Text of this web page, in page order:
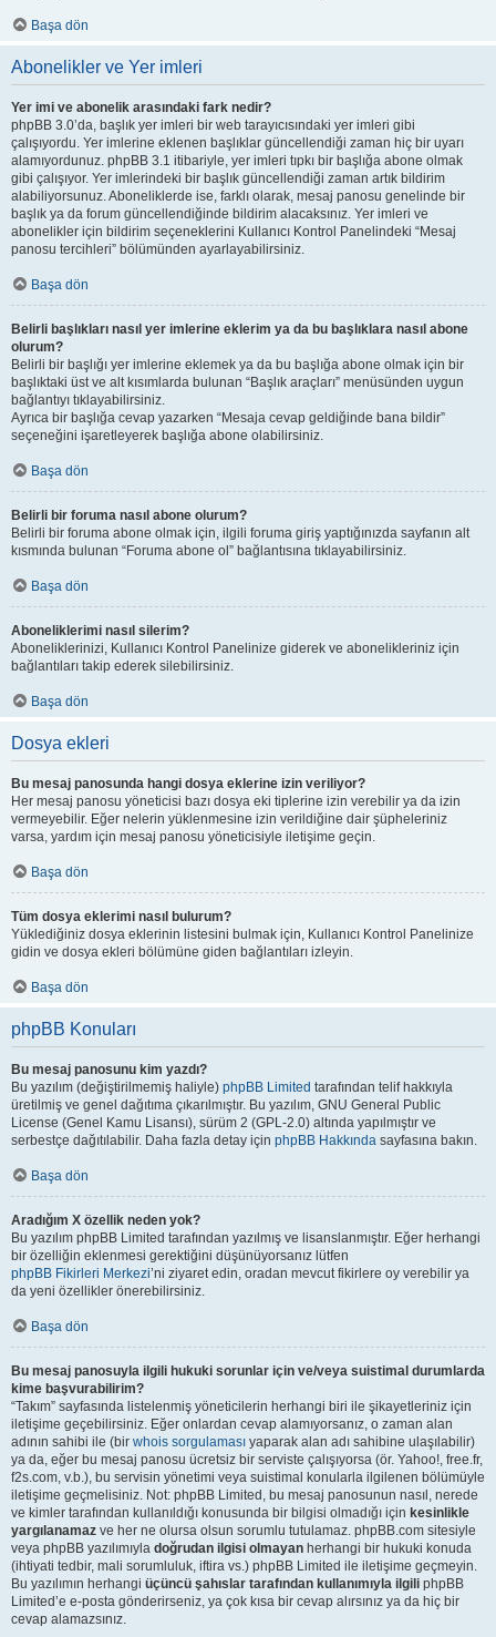
Başa dön
Abonelikler ve Yer imleri
Yer imi ve abonelik arasındaki fark nedir?
phpBB 3.0’da, başlık yer imleri bir web tarayıcısındaki yer imleri gibi
çalışıyordu. Yer imlerine eklenen başlıklar güncellendiği zaman hiç bir uyarı
alamıyordunuz. phpBB 3.1 itibariyle, yer imleri tıpkı bir başlığa abone olmak
gibi çalışıyor. Yer imlerindeki bir başlık güncellendiği zaman artık bildirim
alabiliyorsunuz. Aboneliklerde ise, farklı olarak, mesaj panosu genelinde bir
başlık ya da forum güncellendiğinde bildirim alacaksınız. Yer imleri ve
abonelikler için bildirim seçeneklerini Kullanıcı Kontrol Panelindeki “Mesaj
panosu tercihleri” bölümünden ayarlayabilirsiniz.
Başa dön
Belirli başlıkları nasıl yer imlerine eklerim ya da bu başlıklara nasıl abone
olurum?
Belirli bir başlığı yer imlerine eklemek ya da bu başlığa abone olmak için bir
başlıktaki üst ve alt kısımlarda bulunan “Başlık araçları” menüsünden uygun
bağlantıyı tıklayabilirsiniz.
Ayrıca bir başlığa cevap yazarken “Mesaja cevap geldiğinde bana bildir”
seçeneğini işaretleyerek başlığa abone olabilirsiniz.
Başa dön
Belirli bir foruma nasıl abone olurum?
Belirli bir foruma abone olmak için, ilgili foruma giriş yaptığınızda sayfanın alt
kısmında bulunan “Foruma abone ol” bağlantısına tıklayabilirsiniz.
Başa dön
Aboneliklerimi nasıl silerim?
Aboneliklerinizi, Kullanıcı Kontrol Panelinize giderek ve abonelikleriniz için
bağlantıları takip ederek silebilirsiniz.
Başa dön
Dosya ekleri
Bu mesaj panosunda hangi dosya eklerine izin veriliyor?
Her mesaj panosu yöneticisi bazı dosya eki tiplerine izin verebilir ya da izin
vermeyebilir. Eğer nelerin yüklenmesine izin verildiğine dair şüpheleriniz
varsa, yardım için mesaj panosu yöneticisiyle iletişime geçin.
Başa dön
Tüm dosya eklerimi nasıl bulurum?
Yüklediğiniz dosya eklerinin listesini bulmak için, Kullanıcı Kontrol Panelinize
gidin ve dosya ekleri bölümüne giden bağlantıları izleyin.
Başa dön
phpBB Konuları
Bu mesaj panosunu kim yazdı?
Bu yazılım (değiştirilmemiş haliyle) phpBB Limited tarafından telif hakkıyla
üretilmiş ve genel dağıtıma çıkarılmıştır. Bu yazılım, GNU General Public
License (Genel Kamu Lisansı), sürüm 2 (GPL-2.0) altında yapılmıştır ve
serbestçe dağıtılabilir. Daha fazla detay için phpBB Hakkında sayfasına bakın.
Başa dön
Aradığım X özellik neden yok?
Bu yazılım phpBB Limited tarafından yazılmış ve lisanslanmıştır. Eğer herhangi
bir özelliğin eklenmesi gerektiğini düşünüyorsanız lütfen
phpBB Fikirleri Merkezi’ni ziyaret edin, oradan mevcut fikirlere oy verebilir ya
da yeni özellikler önerebilirsiniz.
Başa dön
Bu mesaj panosuyla ilgili hukuki sorunlar için ve/veya suistimal durumlarda
kime başvurabilirim?
“Takım” sayfasında listelenmiş yöneticilerin herhangi biri ile şikayetleriniz için
iletişime geçebilirsiniz. Eğer onlardan cevap alamıyorsanız, o zaman alan
adının sahibi ile (bir whois sorgulaması yaparak alan adı sahibine ulaşılabilir)
ya da, eğer bu mesaj panosu ücretsiz bir serviste çalışıyorsa (ör. Yahoo!, free.fr,
f2s.com, v.b.), bu servisin yönetimi veya suistimal konularla ilgilenen bölümüyle
iletişime geçmelisiniz. Not: phpBB Limited, bu mesaj panosunun nasıl, nerede
ve kimler tarafından kullanıldığı konusunda bir bilgisi olmadığı için kesinlikle
yargılanamaz ve her ne olursa olsun sorumlu tutulamaz. phpBB.com sitesiyle
veya phpBB yazılımıyla doğrudan ilgisi olmayan herhangi bir hukuki konuda
(ihtiyati tedbir, mali sorumluluk, iftira vs.) phpBB Limited ile iletişime geçmeyin.
Bu yazılımın herhangi üçüncü şahıslar tarafından kullanımıyla ilgili phpBB
Limited’e e-posta gönderirseniz, ya çok kısa bir cevap alırsınız ya da hiç bir
cevap alamazsınız.